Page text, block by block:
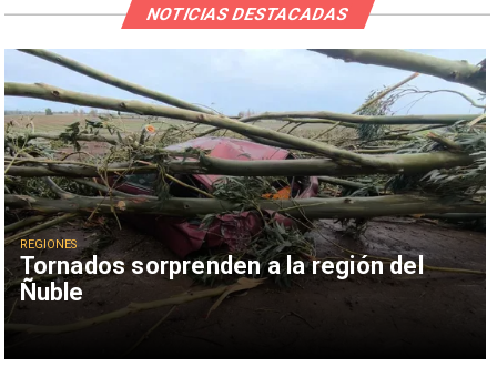
Tornados sorprenden a la región del
Ñuble
REGIONES
NOTICIAS DESTACADAS